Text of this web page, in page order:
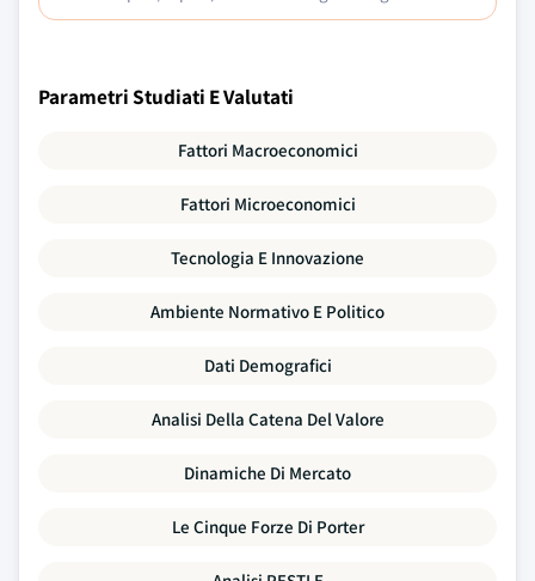
Parametri Studiati E Valutati
Fattori Macroeconomici
Fattori Microeconomici
Tecnologia E Innovazione
Ambiente Normativo E Politico
Dati Demografici
Analisi Della Catena Del Valore
Dinamiche Di Mercato
Le Cinque Forze Di Porter